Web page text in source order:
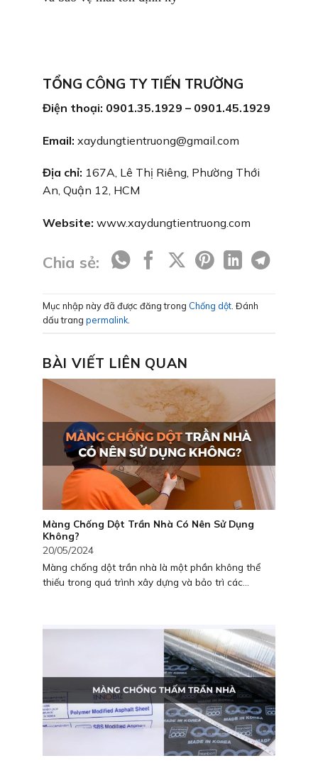
TỔNG CÔNG TY TIẾN TRƯỜNG
Điện thoại: 0901.35.1929 – 0901.45.1929
Email: xaydungtientruong@gmail.com
Địa chỉ: 167A, Lê Thị Riêng, Phường Thới
An, Quận 12, HCM
Website: www.xaydungtientruong.com
Chia sẻ:
Mục nhập này đã được đăng trong Chống dột. Đánh
dấu trang permalink.
BÀI VIẾT LIÊN QUAN
Màng Chống Dột Trần Nhà Có Nên Sử Dụng
Không?
20/05/2024
Màng chống dột trần nhà là một phần không thể
thiếu trong quá trình xây dựng và bảo trì các...